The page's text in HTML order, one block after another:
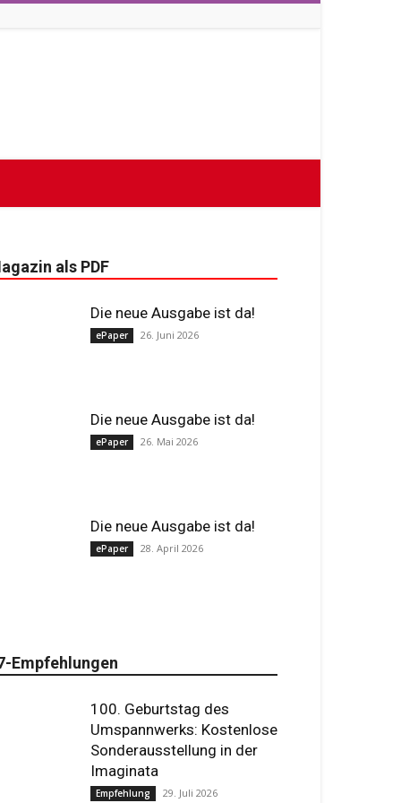
als PDF
Die neue Ausgabe ist da!
ePaper 26. Juni 2026
Die neue Ausgabe ist da!
ePaper 26. Mai 2026
Die neue Ausgabe ist da!
ePaper 28. April 2026
Empfehlungen
100. Geburtstag des
Umspannwerks: Kostenlose
Sonderausstellung in der
Imaginata
Empfehlung 29. Juli 2026